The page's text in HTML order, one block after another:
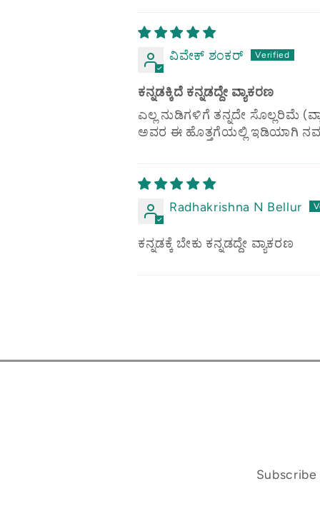
ವಿವೇಕ್ ಶಂಕರ್
ಕನ್ನಡಕ್ಕಿದೆ ಕನ್ನಡದ್ದೇ ವ್ಯಾಕರಣ
ಎಲ್ಲ ನುಡಿಗಳಿಗೆ ತನ್ನದೇ ಸೊಲ್ಲರಿಮೆ
ಅವರ ಈ ಹೊತ್ತಗೆಯಲ್ಲಿ ಇಡಿಯಾಗಿ
Radhakrishna N Bellur
ಕನ್ನಡಕ್ಕೆ ಬೇಕು ಕನ್ನಡದ್ದೇ ವ್ಯಾಕರಣ